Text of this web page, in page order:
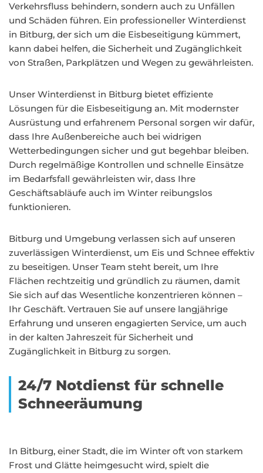
Verkehrsfluss behindern, sondern auch zu Unfällen
und Schäden führen. Ein professioneller Winterdienst
in Bitburg, der sich um die Eisbeseitigung kümmert,
kann dabei helfen, die Sicherheit und Zugänglichkeit
von Straßen, Parkplätzen und Wegen zu gewährleisten.
Unser Winterdienst in Bitburg bietet effiziente
Lösungen für die Eisbeseitigung an. Mit modernster
Ausrüstung und erfahrenem Personal sorgen wir dafür,
dass Ihre Außenbereiche auch bei widrigen
Wetterbedingungen sicher und gut begehbar bleiben.
Durch regelmäßige Kontrollen und schnelle Einsätze
im Bedarfsfall gewährleisten wir, dass Ihre
Geschäftsabläufe auch im Winter reibungslos
funktionieren.
Bitburg und Umgebung verlassen sich auf unseren
zuverlässigen Winterdienst, um Eis und Schnee effektiv
zu beseitigen. Unser Team steht bereit, um Ihre
Flächen rechtzeitig und gründlich zu räumen, damit
Sie sich auf das Wesentliche konzentrieren können –
Ihr Geschäft. Vertrauen Sie auf unsere langjährige
Erfahrung und unseren engagierten Service, um auch
in der kalten Jahreszeit für Sicherheit und
Zugänglichkeit in Bitburg zu sorgen.
24/7 Notdienst für schnelle
Schneeräumung
In Bitburg, einer Stadt, die im Winter oft von starkem
Frost und Glätte heimgesucht wird, spielt die